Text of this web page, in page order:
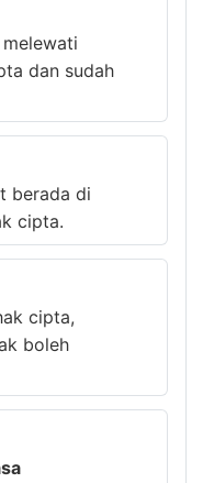
dan sudah
berada di
cipta.
cipta,
boleh